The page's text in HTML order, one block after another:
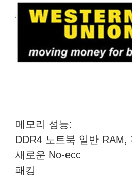
메모리 성능:
DDR4 노트북 일반 RAM,
새로운 No-ecc
패킹